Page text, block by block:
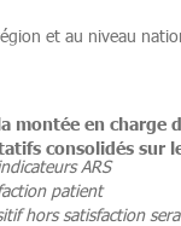
et au niveau
montée en
consolidés sur
ARS
patient
hors satisfaction